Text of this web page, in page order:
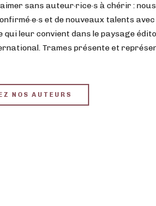
sans auteur·rice·s à chérir :
et de nouveaux talents
qui leur convient dans le paysage
Trames présente et
NOS AUTEURS